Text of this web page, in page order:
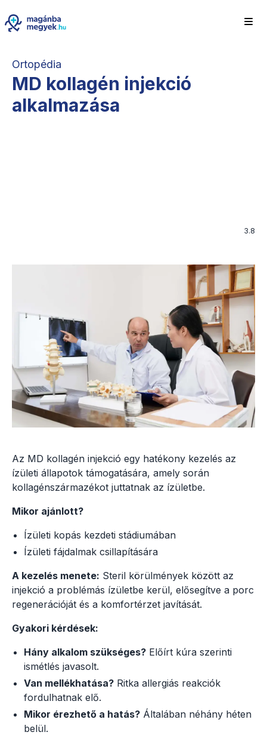
Ortopédia
MD kollagén injekció
alkalmazása
3.8
Az MD kollagén injekció egy hatékony kezelés az
ízületi állapotok támogatására, amely során
kollagénszármazékot juttatnak az ízületbe.
Mikor ajánlott?
Ízületi kopás kezdeti stádiumában
Ízületi fájdalmak csillapítására
A kezelés menete: Steril körülmények között az
injekció a problémás ízületbe kerül, elősegítve a porc
regenerációját és a komfortérzet javítását.
Gyakori kérdések:
Hány alkalom szükséges? Előírt kúra szerinti
ismétlés javasolt.
Van mellékhatása? Ritka allergiás reakciók
fordulhatnak elő.
Mikor érezhető a hatás? Általában néhány héten
belül.